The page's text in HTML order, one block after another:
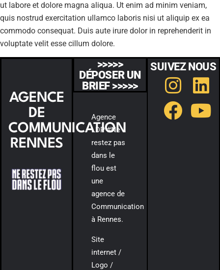
ut labore et dolore magna aliqua. Ut enim ad minim veniam,
quis nostrud exercitation ullamco laboris nisi ut aliquip ex ea
commodo consequat. Duis aute irure dolor in reprehenderit in
voluptate velit esse cillum dolore.
AGENCE
DE
COMMUNICATION
RENNES
>>>>>
DÉPOSER UN
BRIEF >>>>>
Agence
LDP #Ne
restez pas
dans le
flou est
une
agence de
Communication
à Rennes.
Site
internet /
Logo /
SUIVEZ NOUS